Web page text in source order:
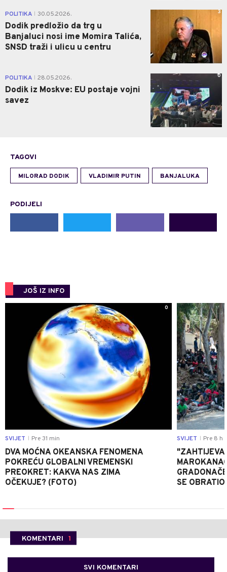
POLITIKA 30.05.2026.
Dodik predložio da trg u
Banjaluci nosi ime Momira Talića,
SNSD traži i ulicu u centru
3
POLITIKA 28.05.2026.
Dodik iz Moskve: EU postaje vojni
savez
0
TAGOVI
MILORAD DODIK VLADIMIR PUTIN BANJALUKA
PODIJELI
JOŠ IZ INFO
0
SVIJET Pre 31 min
DVA MOĆNA OKEANSKA FENOMENA
POKREĆU GLOBALNI VREMENSKI
PREOKRET: KAKVA NAS ZIMA
OČEKUJE? (FOTO)
SVIJET Pre 8 h
SE
KOMENTARI 1
SVI KOMENTARI